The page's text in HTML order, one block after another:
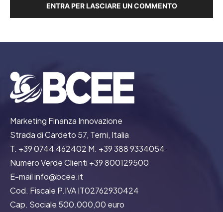
ENTRA PER LASCIARE UN COMMENTO
Marketing Finanza Innovazione
Strada di Cardeto 57, Terni, Italia
T. +39 0744 462402 M. +39 388 9334054
Numero Verde Clienti +39 800129500
E-mail info@bcee.it
Cod. Fiscale P.IVA IT02762930424
Cap. Sociale 500.000,00 euro